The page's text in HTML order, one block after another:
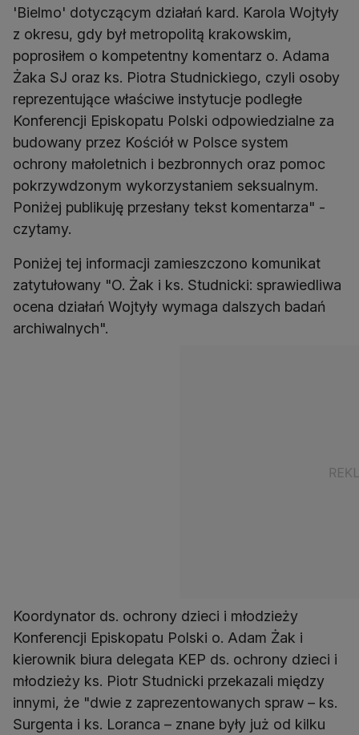
'Bielmo' dotyczącym działań kard. Karola Wojtyły
z okresu, gdy był metropolitą krakowskim,
poprosiłem o kompetentny komentarz o. Adama
Żaka SJ oraz ks. Piotra Studnickiego, czyli osoby
reprezentujące właściwe instytucje podległe
Konferencji Episkopatu Polski odpowiedzialne za
budowany przez Kościół w Polsce system
ochrony małoletnich i bezbronnych oraz pomoc
pokrzywdzonym wykorzystaniem seksualnym.
Poniżej publikuję przesłany tekst komentarza" -
czytamy.
Poniżej tej informacji zamieszczono komunikat
zatytułowany "O. Żak i ks. Studnicki: sprawiedliwa
ocena działań Wojtyły wymaga dalszych badań
archiwalnych".
Koordynator ds. ochrony dzieci i młodzieży
Konferencji Episkopatu Polski o. Adam Żak i
kierownik biura delegata KEP ds. ochrony dzieci i
młodzieży ks. Piotr Studnicki przekazali między
innymi, że "dwie z zaprezentowanych spraw – ks.
Surgenta i ks. Loranca – znane były już od kilku